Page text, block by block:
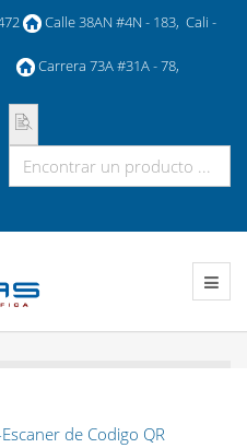
Calle 38AN #4N - 183, Cali -
Carrera 73A #31A - 78,
de Codigo QR